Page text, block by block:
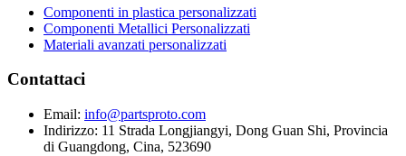
Componenti in plastica personalizzati
Componenti Metallici Personalizzati
Materiali avanzati personalizzati
Contattaci
Email: info@partsproto.com
Indirizzo: 11 Strada Longjiangyi, Dong Guan Shi, Provincia
di Guangdong, Cina, 523690